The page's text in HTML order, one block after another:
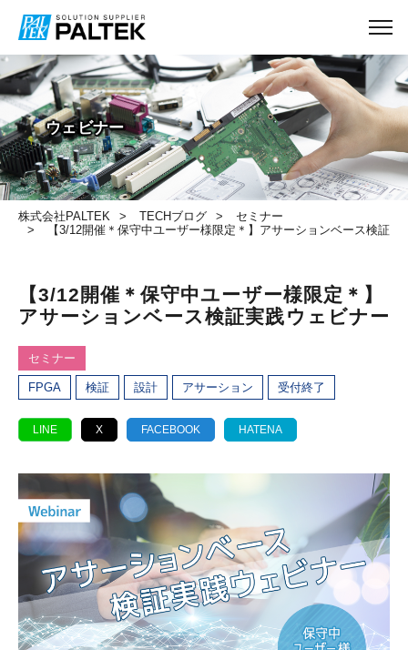
株式会社PALTEK TECHブログ
セミナー
【3/12開催＊保守中ユーザー様限定＊】アサーションベース検証実
TECHブログ
【3/12開催＊保守中ユーザー様限定＊】
アサーションベース検証実践ウェビナー
セミナー
FPGA 検証 設計 アサーション 受付終了
LINE X FACEBOOK HATENA
ウェビナー